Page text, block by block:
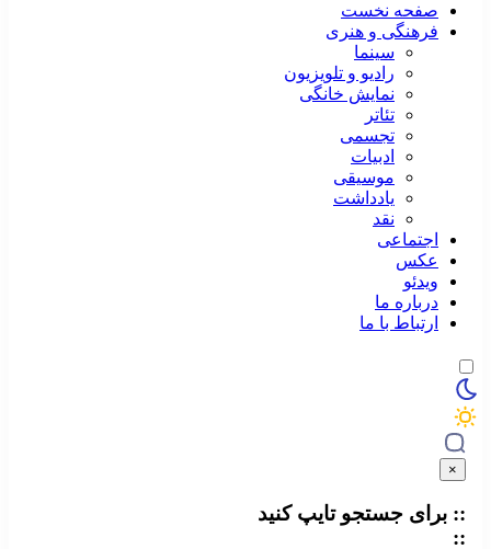
صفحه نخست
فرهنگی و هنری
سینما
رادیو و تلویزیون
نمایش خانگی
تئاتر
تجسمی
ادبیات
موسیقی
یادداشت
نقد
اجتماعی
عکس
ویدئو
درباره ما
ارتباط با ما
:: برای جستجوتایپکنید